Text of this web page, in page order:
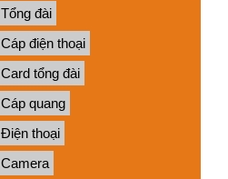
Tổng đài
Cáp điện thoại
Card tổng đài
Cáp quang
Điện thoại
Camera